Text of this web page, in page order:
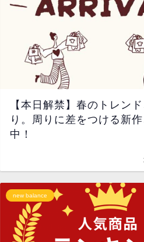
【本日解禁】春のトレン
り。周りに差をつける新
中！
new balance